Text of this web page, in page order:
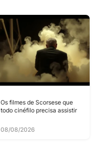
Os filmes de Scorsese que
todo cinéfilo precisa assistir
08/08/2026